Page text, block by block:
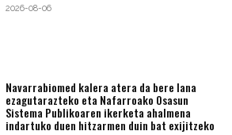
2026-08-06
Navarrabiomed kalera atera da bere lana
ezagutarazteko eta Nafarroako Osasun
Sistema Publikoaren ikerketa ahalmena
indartuko duen hitzarmen duin bat exijitzeko